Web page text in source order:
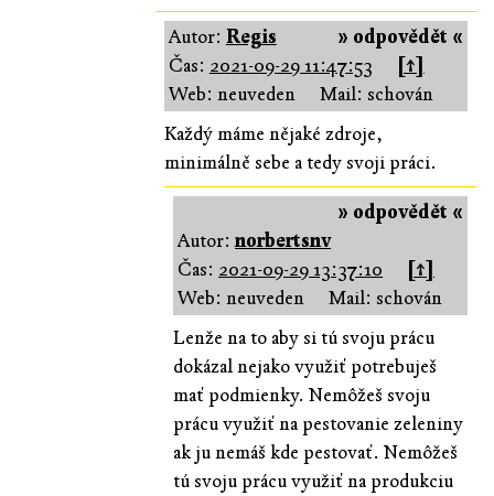
» odpovědět «
Autor: Regis
Čas: 2021-09-29 11:47:53
[↑]
Web: neuveden
Mail: schován
Každý máme nějaké zdroje,
minimálně sebe a tedy svoji práci.
» odpovědět «
Autor:norbertsnv
Čas: 2021-09-29 13:37:10
[↑]
Web: neuveden
Mail: schován
Lenže na to aby si tú svoju prácu
dokázal nejako využiť potrebuješ
mať podmienky. Nemôžeš svoju
prácu využiť na pestovanie zeleniny
ak ju nemáš kde pestovať. Nemôžeš
tú svoju prácu využiť na produkciu